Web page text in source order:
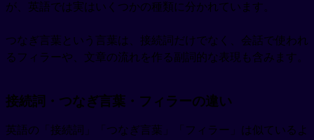
が、英語では実はいくつかの種類に分かれています。
つなぎ言葉という言葉は、接続詞だけでなく、会話で使われ
るフィラーや、文章の流れを作る副詞的な表現も含みます。
接続詞・つなぎ言葉・フィラーの違い
英語の「接続詞」「つなぎ言葉」「フィラー」は似ているよ